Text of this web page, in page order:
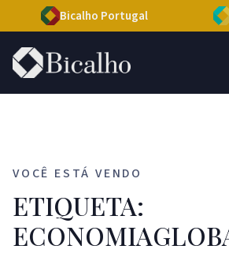
Bicalho Portugal
VOCÊ ESTÁ VENDO
ETIQUETA: